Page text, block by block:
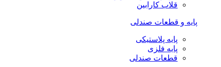
قلاب کارابین
پایه و قطعات صندلی
پایه پلاستیکی
پایه فلزی
قطعات صندلی